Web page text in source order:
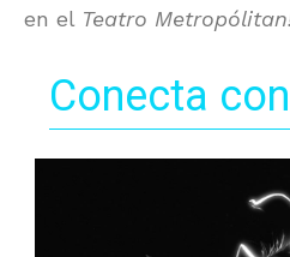
en el Teatro
Conecta